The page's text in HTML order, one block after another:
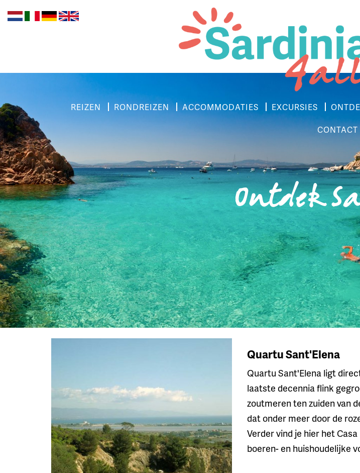
REIZEN RONDREIZEN ACCOMMODATIES EXCURSIES
CONTACT
Ontdek
Quartu Sant'Elena
Quartu Sant'Elena ligt
laatste decennia flink
zoutmeren ten zuiden van
dat onder meer door de
Verder vind je hier het
boeren- en huishoudelijke